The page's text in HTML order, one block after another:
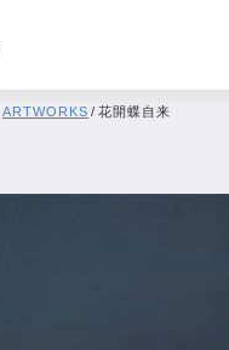
ARTWORKS / 花開蝶自来